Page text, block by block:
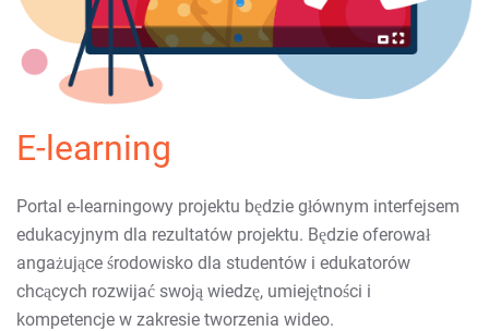
E-learning
Portal e-learningowy projektu będzie głównym interfejsem
edukacyjnym dla rezultatów projektu. Będzie oferował
angażujące środowisko dla studentów i edukatorów
chcących rozwijać swoją wiedzę, umiejętności i
kompetencje w zakresie tworzenia wideo.